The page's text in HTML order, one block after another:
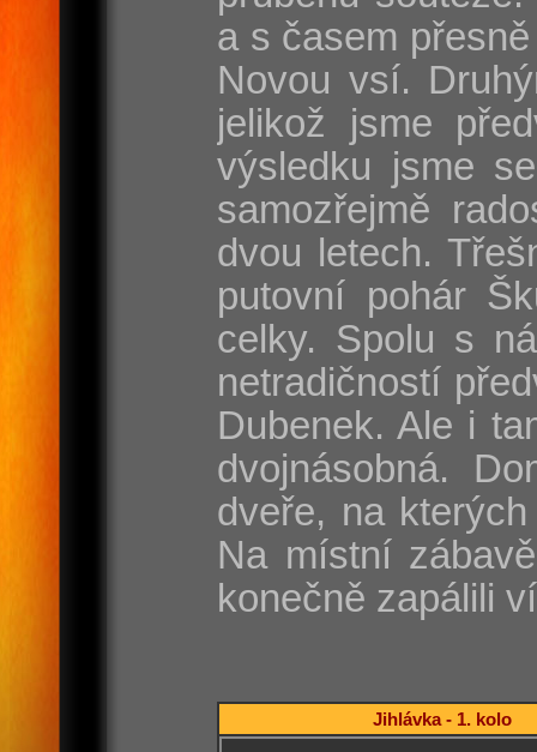
a s časem
Novou vsí.
jelikož jsme
výsledku jsme
samozřejmě
dvou letech.
putovní pohár
celky. Spolu s
netradičností
Dubenek. Ale i
dvojnásobná.
dveře, na
Na místní
konečně zapálili
Jihlávka - 1. kolo